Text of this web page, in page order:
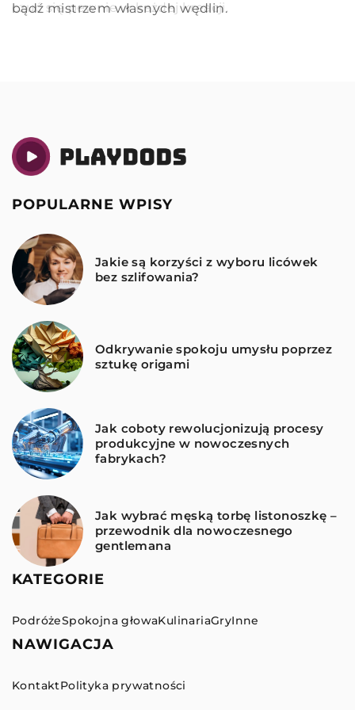
najbardziej efektywnych produktów stosowanych
bądź mistrzem własnych wędlin.
czuć się pewnie w każdej kreacji.
POPULARNE WPISY
Jakie są korzyści z wyboru licówek
bez szlifowania?
Odkrywanie spokoju umysłu poprzez
sztukę origami
Jak coboty rewolucjonizują procesy
produkcyjne w nowoczesnych
fabrykach?
Jak wybrać męską torbę listonoszkę –
przewodnik dla nowoczesnego
gentlemana
KATEGORIE
PodróżeSpokojna głowaKulinariaGryInne
NAWIGACJA
KontaktPolityka prywatności